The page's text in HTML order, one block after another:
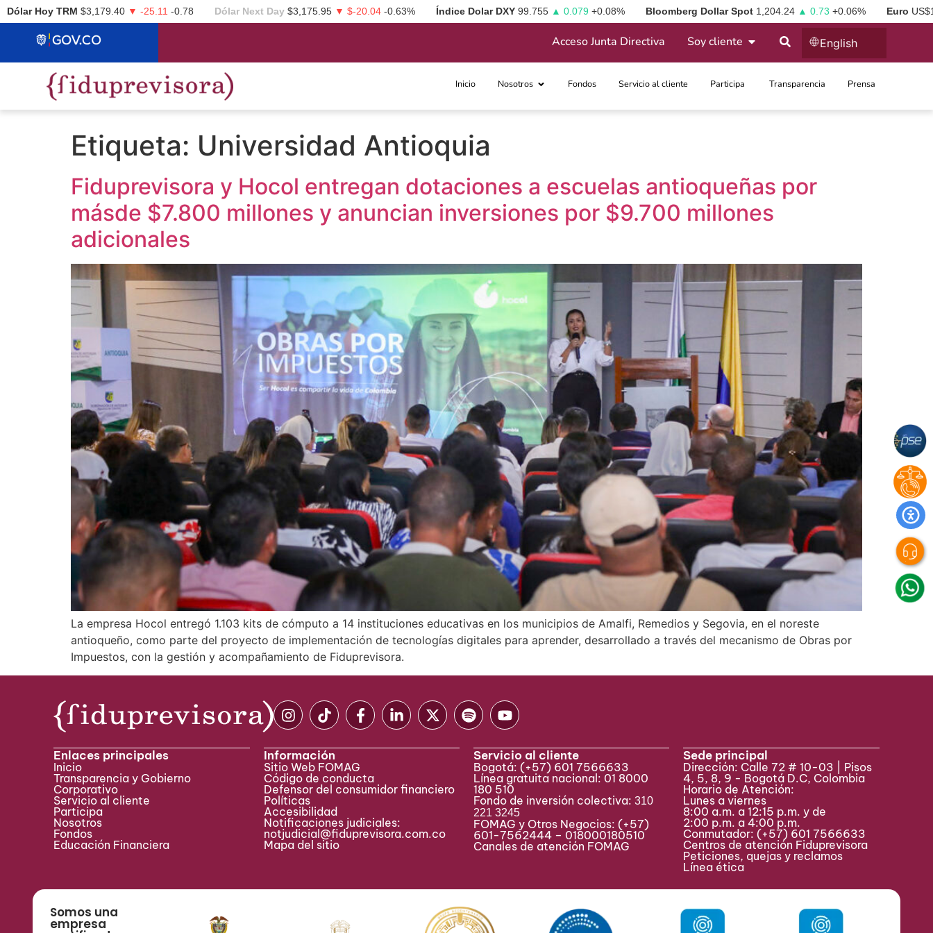
Dólar Hoy TRM $3,179.40 ▼ -25.11 -0.78 Dólar Next Day $3,175.95 ▼ $-20.04 -0.63% Índice Dolar DXY 99.755 ▲ 0.079 +0.08% Bloomberg Dollar Spot 1,204.24 ▲ 0.73 +0.06% Euro
Acceso Junta Directiva Soy cliente English
Inicio Nosotros Fondos Servicio al cliente Participa ​ Transparencia Prensa
Etiqueta: Universidad Antioquia
Fiduprevisora y Hocol entregan dotaciones a escuelas antioqueñas por
másde $7.800 millones y anuncian inversiones por $9.700 millones
adicionales
La empresa Hocol entregó 1.103 kits de cómputo a 14 instituciones educativas en los municipios de Amalfi, Remedios y Segovia, en el noreste
antioqueño, como parte del proyecto de implementación de tecnologías digitales para aprender, desarrollado a través del mecanismo de Obras por
Impuestos, con la gestión y acompañamiento de Fiduprevisora.
Enlaces principales
Inicio
Transparencia y Gobierno
Corporativo
Servicio al cliente
Participa ​
Nosotros
Fondos
Educación Financiera
Información
Sitio Web FOMAG
Código de conducta
Defensor del consumidor financiero
Políticas
Accesibilidad
Notificaciones judiciales:
notjudicial@fiduprevisora.com.co
Mapa del sitio
Servicio al cliente
Bogotá: (+57) 601 7566633
Línea gratuita nacional: 01 8000
180 510
Fondo de inversión colectiva: 310
221 3245
FOMAG y Otros Negocios: (+57)
601-7562444 – 018000180510
Canales de atención FOMAG
Sede principal
Dirección: Calle 72 # 10-03 | Pisos
4, 5, 8, 9 - Bogotá D.C, Colombia
Horario de Atención:
Lunes a viernes
8:00 a.m. a 12:15 p.m. y de
2:00 p.m. a 4:00 p.m.
Conmutador: (+57) 601 7566633
Centros de atención Fiduprevisora
Peticiones, quejas y reclamos
Línea ética
Somos una
empresa